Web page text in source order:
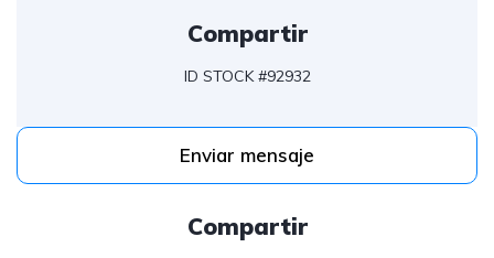
Compartir
ID STOCK #92932
Enviar mensaje
Compartir